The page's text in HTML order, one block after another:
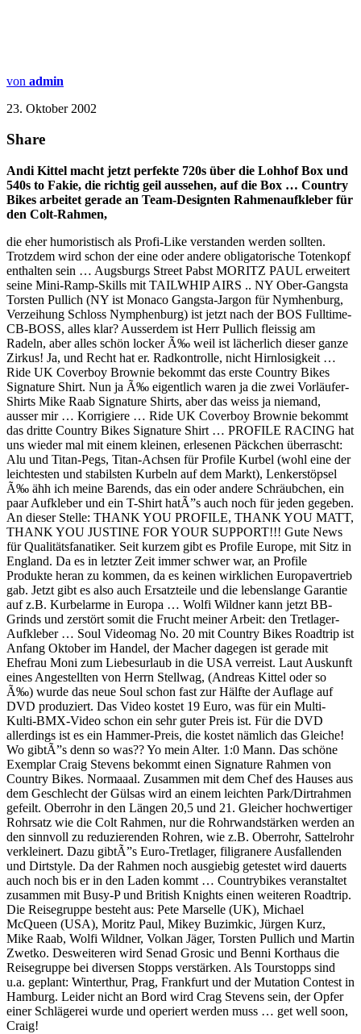
von admin
23. Oktober 2002
Share
Andi Kittel macht jetzt perfekte 720s über die Lohhof Box und
540s to Fakie, die richtig geil aussehen, auf die Box … Country
Bikes arbeitet gerade an Team-Designten Rahmenaufkleber für
den Colt-Rahmen,
die eher humoristisch als Profi-Like verstanden werden sollten.
Trotzdem wird schon der eine oder andere obligatorische Totenkopf
enthalten sein … Augsburgs Street Pabst MORITZ PAUL erweitert
seine Mini-Ramp-Skills mit TAILWHIP AIRS .. NY Ober-Gangsta
Torsten Pullich (NY ist Monaco Gangsta-Jargon für Nymhenburg,
Verzeihung Schloss Nymphenburg) ist jetzt nach der BOS Fulltime-
CB-BOSS, alles klar? Ausserdem ist Herr Pullich fleissig am
Radeln, aber alles schön locker Ã‰ weil ist lächerlich dieser ganze
Zirkus! Ja, und Recht hat er. Radkontrolle, nicht Hirnlosigkeit …
Ride UK Coverboy Brownie bekommt das erste Country Bikes
Signature Shirt. Nun ja Ã‰ eigentlich waren ja die zwei Vorläufer-
Shirts Mike Raab Signature Shirts, aber das weiss ja niemand,
ausser mir … Korrigiere … Ride UK Coverboy Brownie bekommt
das dritte Country Bikes Signature Shirt … PROFILE RACING hat
uns wieder mal mit einem kleinen, erlesenen Päckchen überrascht:
Alu und Titan-Pegs, Titan-Achsen für Profile Kurbel (wohl eine der
leichtesten und stabilsten Kurbeln auf dem Markt), Lenkerstöpsel
Ã‰ ähh ich meine Barends, das ein oder andere Schräubchen, ein
paar Aufkleber und ein T-Shirt hatÃ”s auch noch für jeden gegeben.
An dieser Stelle: THANK YOU PROFILE, THANK YOU MATT,
THANK YOU JUSTINE FOR YOUR SUPPORT!!! Gute News
für Qualitätsfanatiker. Seit kurzem gibt es Profile Europe, mit Sitz in
England. Da es in letzter Zeit immer schwer war, an Profile
Produkte heran zu kommen, da es keinen wirklichen Europavertrieb
gab. Jetzt gibt es also auch Ersatzteile und die lebenslange Garantie
auf z.B. Kurbelarme in Europa … Wolfi Wildner kann jetzt BB-
Grinds und zerstört somit die Frucht meiner Arbeit: den Tretlager-
Aufkleber … Soul Videomag No. 20 mit Country Bikes Roadtrip ist
Anfang Oktober im Handel, der Macher dagegen ist gerade mit
Ehefrau Moni zum Liebesurlaub in die USA verreist. Laut Auskunft
eines Angestellten von Herrn Stellwag, (Andreas Kittel oder so
Ã‰) wurde das neue Soul schon fast zur Hälfte der Auflage auf
DVD produziert. Das Video kostet 19 Euro, was für ein Multi-
Kulti-BMX-Video schon ein sehr guter Preis ist. Für die DVD
allerdings ist es ein Hammer-Preis, die kostet nämlich das Gleiche!
Wo gibtÃ”s denn so was?? Yo mein Alter. 1:0 Mann. Das schöne
Exemplar Craig Stevens bekommt einen Signature Rahmen von
Country Bikes. Normaaal. Zusammen mit dem Chef des Hauses aus
dem Geschlecht der Gülsas wird an einem leichten Park/Dirtrahmen
gefeilt. Oberrohr in den Längen 20,5 und 21. Gleicher hochwertiger
Rohrsatz wie die Colt Rahmen, nur die Rohrwandstärken werden an
den sinnvoll zu reduzierenden Rohren, wie z.B. Oberrohr, Sattelrohr
verkleinert. Dazu gibtÃ”s Euro-Tretlager, filigranere Ausfallenden
und Dirtstyle. Da der Rahmen noch ausgiebig getestet wird dauerts
auch noch bis er in den Laden kommt … Countrybikes veranstaltet
zusammen mit Busy-P und British Knights einen weiteren Roadtrip.
Die Reisegruppe besteht aus: Pete Marselle (UK), Michael
McQueen (USA), Moritz Paul, Mikey Buzimkic, Jürgen Kurz,
Mike Raab, Wolfi Wildner, Volkan Jäger, Torsten Pullich und Martin
Zwetko. Desweiteren wird Senad Grosic und Benni Korthaus die
Reisegruppe bei diversen Stopps verstärken. Als Tourstopps sind
u.a. geplant: Winterthur, Prag, Frankfurt und der Mutation Contest in
Hamburg. Leider nicht an Bord wird Crag Stevens sein, der Opfer
einer Schlägerei wurde und operiert werden muss … get well soon,
Craig!